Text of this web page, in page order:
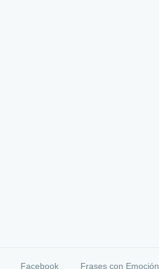
Facebook Frases con Emoción